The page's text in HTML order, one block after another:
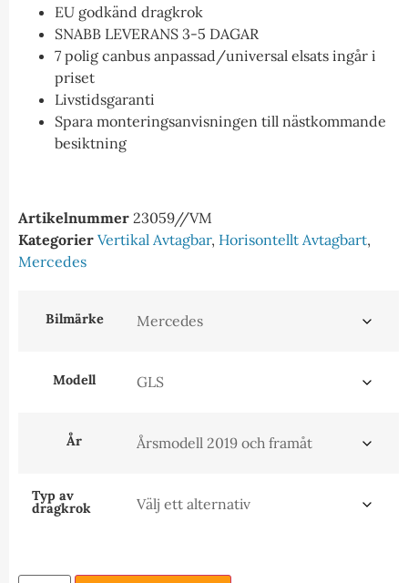
EU godkänd dragkrok
SNABB LEVERANS 3-5 DAGAR
7 polig canbus anpassad/universal elsats ingår i
priset
Livstidsgaranti
Spara monteringsanvisningen till nästkommande
besiktning
Artikelnummer 23059//VM
Kategorier Vertikal Avtagbar, Horisontellt Avtagbart,
Mercedes
Bilmärke
Modell
År
Typ av
dragkrok